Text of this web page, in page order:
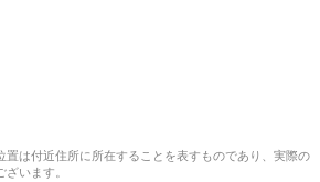
は付近住所に所在することを表すものであり、実際の
います。